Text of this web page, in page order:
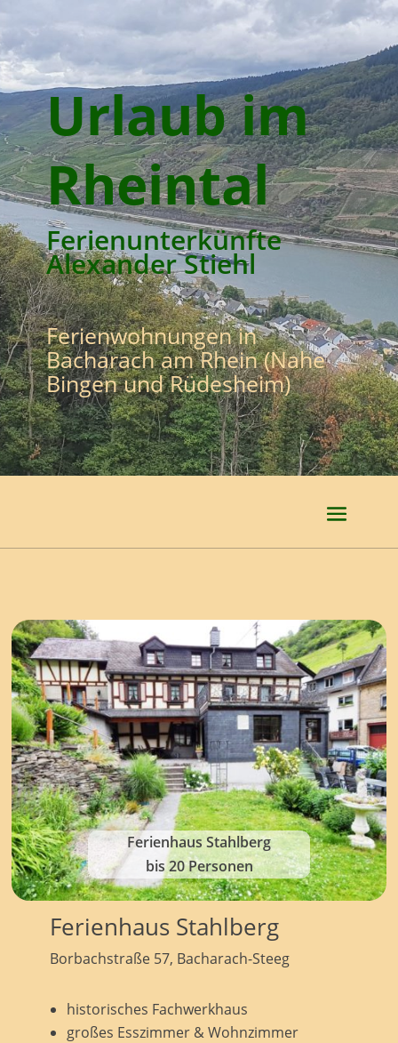
Urlaub im
Rheintal
Ferienunterkünfte
Alexander Stiehl
Ferienwohnungen in
Bacharach am Rhein (Nahe
Bingen und Rüdesheim)
Ferienhaus Stahlberg
bis 20 Personen
Ferienhaus Stahlberg
Borbachstraße 57, Bacharach-Steeg
historisches Fachwerkhaus
großes Esszimmer & Wohnzimmer